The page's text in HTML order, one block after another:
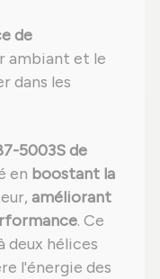
de
ambiant et le
dans les
5003S de
en boostant la
améliorant
. Ce
hélices
l'énergie des